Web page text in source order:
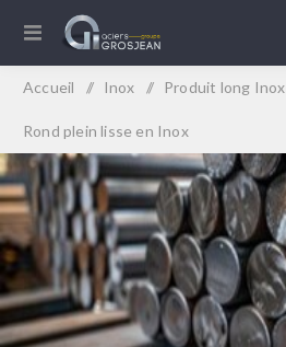
Accueil / Inox / Produit long Inox
Rond plein lisse en Inox